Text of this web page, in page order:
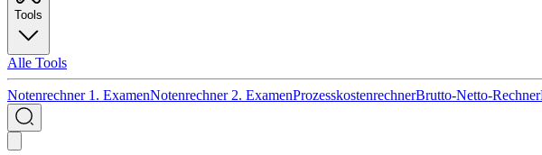
Tools
Alle Tools
Notenrechner 1. ExamenNotenrechner 2. ExamenProzesskostenrechnerBrutto-Netto-Rechner